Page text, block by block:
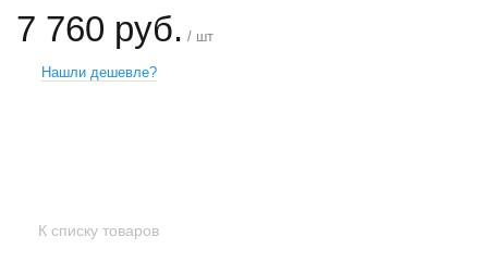
7 760 руб. / шт
Нашли дешевле?
К списку товаров